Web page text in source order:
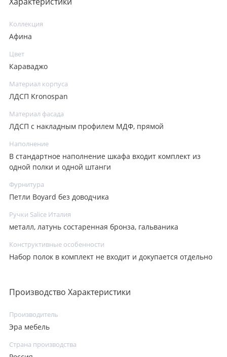
Коллекция
Афина
Цвет
Караваджо
Материал корпуса
ЛДСП Kronospan
Материал фасада
ЛДСП с накладным профилем МДФ, прямой
Наполнение
В стандартное наполнение шкафа входит комплект из
одной полки и одной штанги
Фурнитура
Петли Boyard без доводчика
Ручки Salice Италия
металл, латунь состаренная бронза, гальваника
Конструктивные особенности
Набор полок в комплект не входит и докупается отдельно
Производство Характеристики
Производитель
Эра мебель
Страна производства